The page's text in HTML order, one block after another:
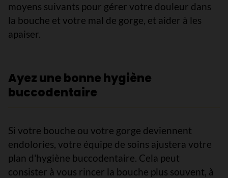
moyens suivants pour gérer votre douleur dans
la bouche et votre mal de gorge, et aider à les
apaiser.
Ayez une bonne hygiène
buccodentaire
Si votre bouche ou votre gorge deviennent
endolories, votre équipe de soins ajustera votre
plan d'hygiène buccodentaire. Cela peut
consister à vous rincer la bouche plus souvent, à